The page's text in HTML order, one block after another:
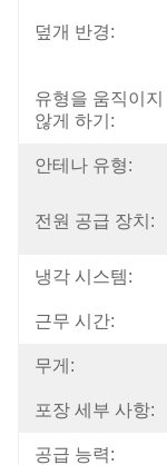
덮개 반경:
유형을 움직이지
않게 하기:
안테나 유형:
전원 공급 장치:
냉각 시스템:
근무 시간:
무게:
포장 세부 사항:
공급 능력: